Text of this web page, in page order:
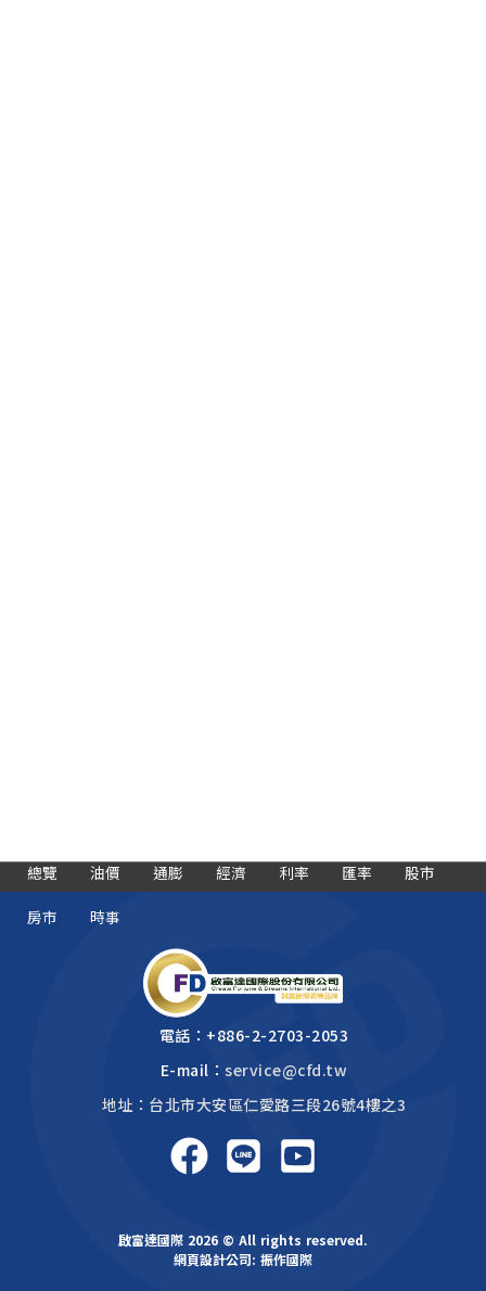
總覽 油價 通膨 經濟 利率 匯率 股市
房市 時事
電話： +886-2-2703-2053
E-mail：service@cfd.tw
地址：台北市大安區仁愛路三段26號4樓之3
啟富達國際 2026 © All rights reserved.
網頁設計公司: 振作國際